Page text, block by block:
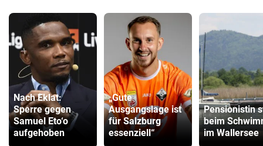
Nach Eklat:
Sperre gegen
Samuel Eto‘o
aufgehoben
„Gute
Ausgangslage ist
für Salzburg
essenziell“
Pensionistin
beim
im Wallersee